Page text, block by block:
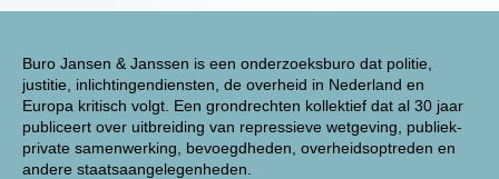
Buro Jansen & Janssen is een onderzoeksburo dat politie,
justitie, inlichtingendiensten, de overheid in Nederland en
Europa kritisch volgt. Een grondrechten kollektief dat al 30 jaar
publiceert over uitbreiding van repressieve wetgeving, publiek-
private samenwerking, bevoegdheden, overheidsoptreden en
andere staatsaangelegenheden.